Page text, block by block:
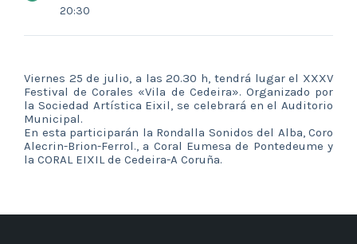
20:30
Viernes 25 de julio, a las 20.30 h, tendrá lugar el XXXV
Festival de Corales «Vila de Cedeira». Organizado por
la Sociedad Artística Eixil, se celebrará en el Auditorio
Municipal.
En esta participarán la Rondalla Sonidos del Alba, Coro
Alecrin-Brion-Ferrol., a Coral Eumesa de Pontedeume y
la CORAL EIXIL de Cedeira-A Coruña.